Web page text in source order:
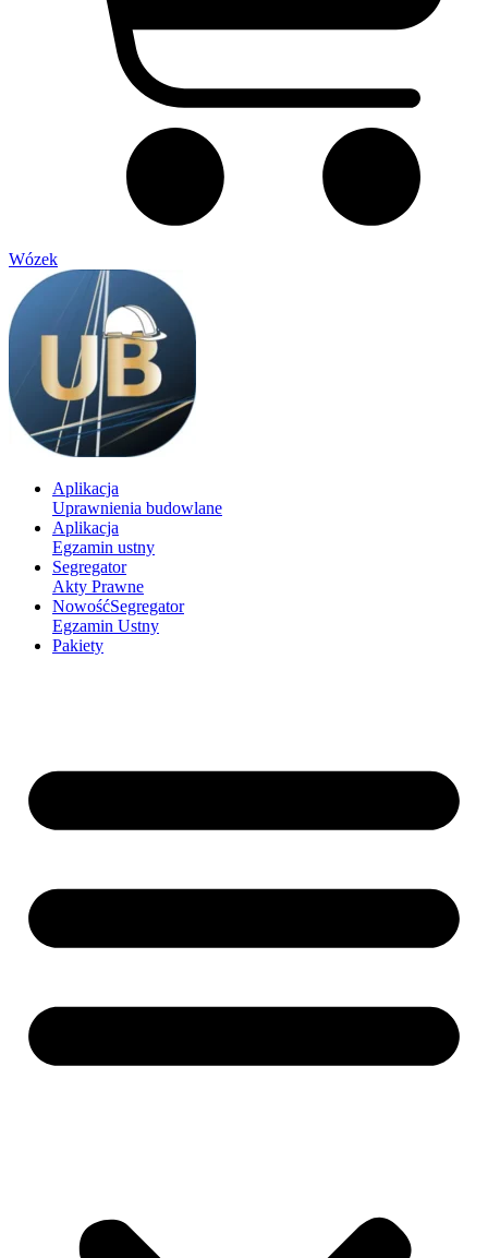
Wózek
Aplikacja
Uprawnienia budowlane
Aplikacja
Egzamin ustny
Segregator
Akty Prawne
NowośćSegregator
Egzamin Ustny
Pakiety